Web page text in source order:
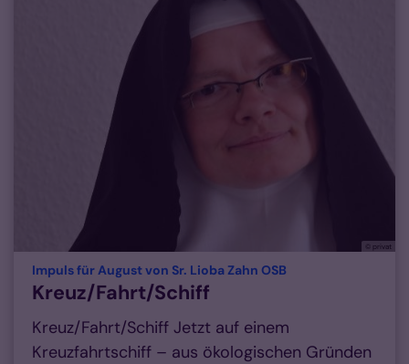
© privat
Impuls für August von Sr. Lioba Zahn OSB:
Kreuz/Fahrt/Schiff
Kreuz/Fahrt/Schiff Jetzt auf einem
Kreuzfahrtschiff – aus ökologischen Gründen